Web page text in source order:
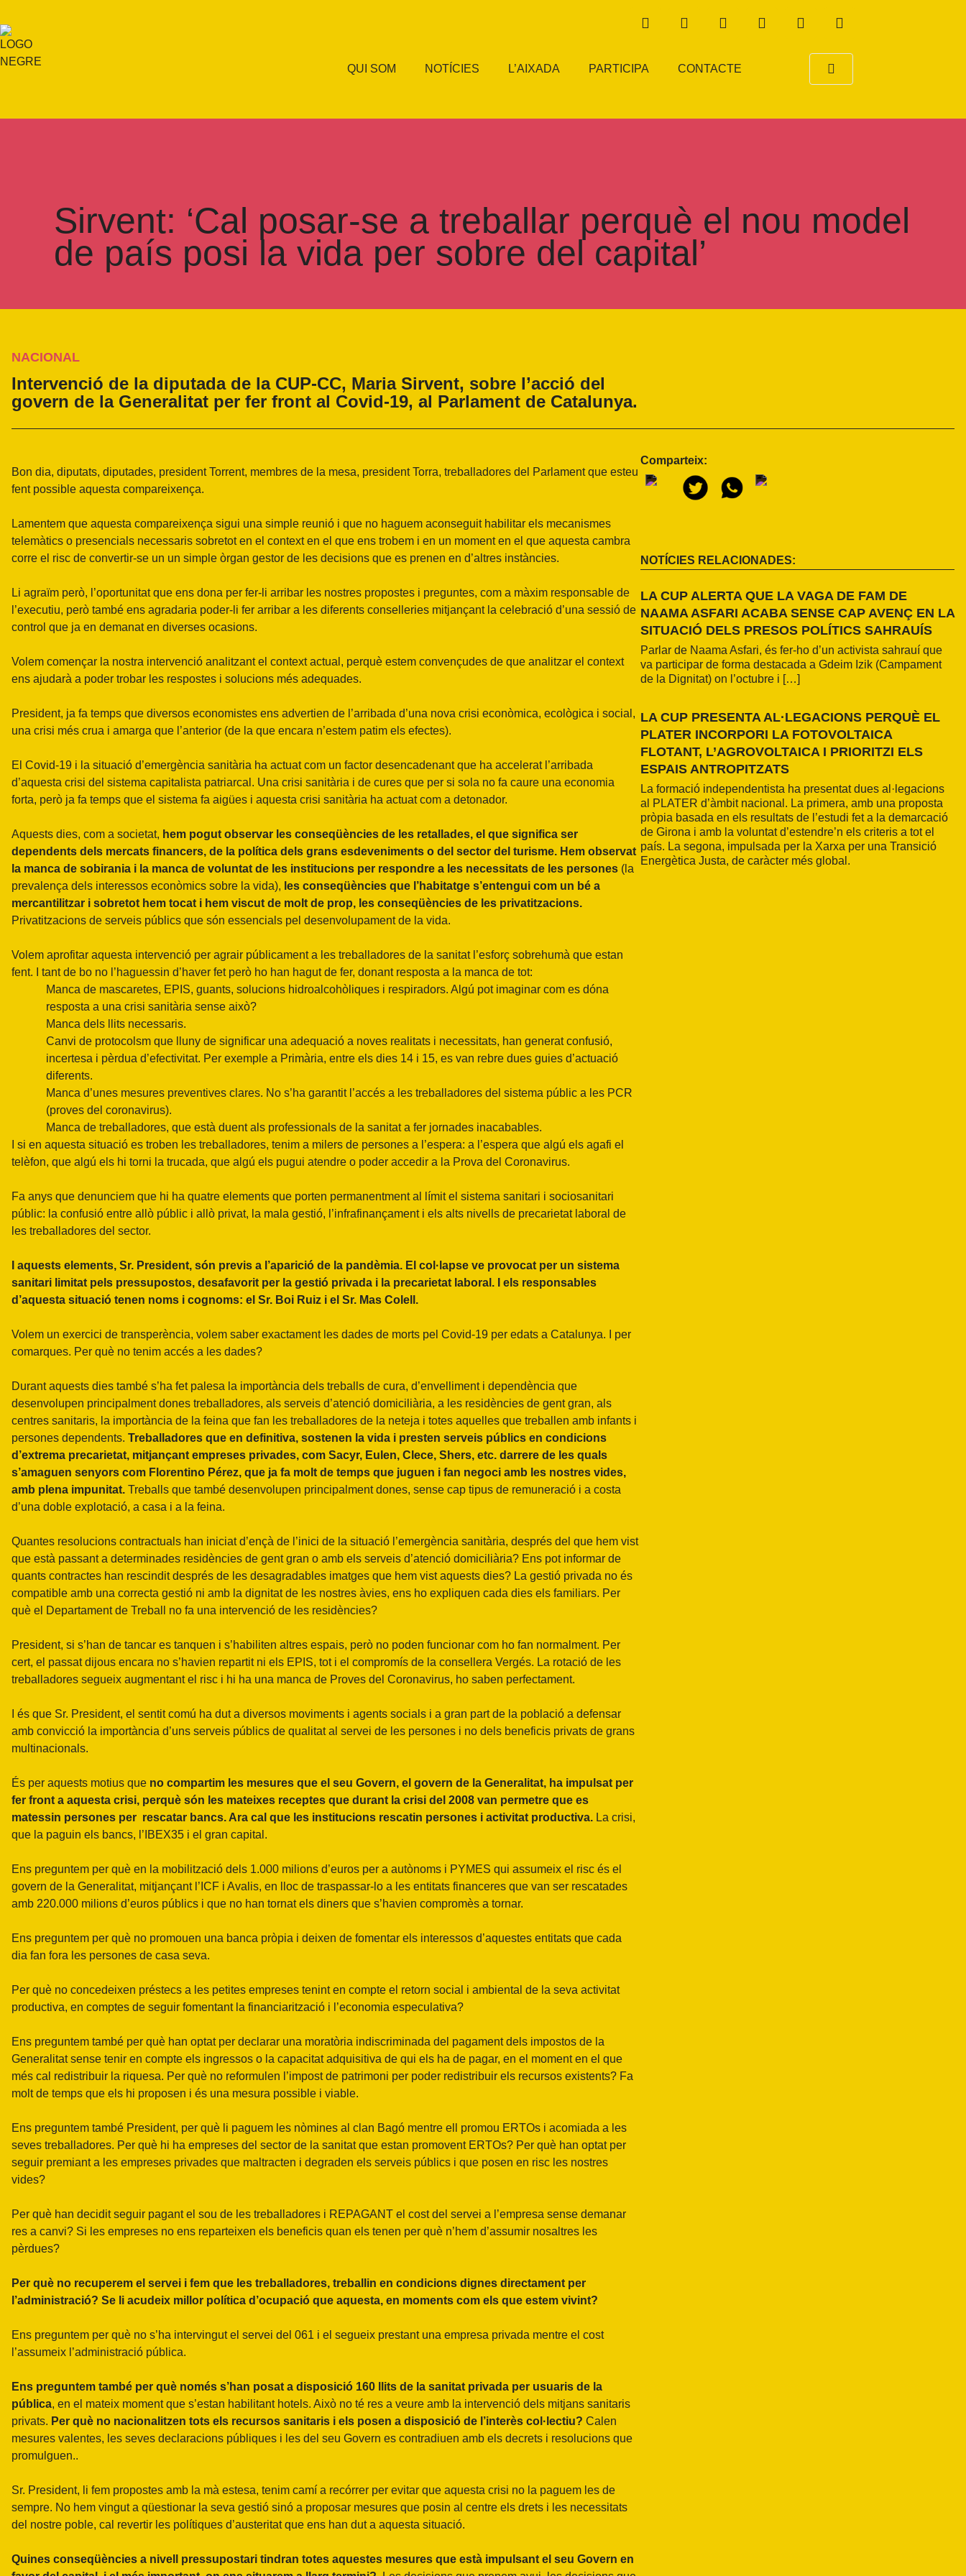
QUI SOM NOTÍCIES L’AIXADA PARTICIPA CONTACTE
Sirvent: ‘Cal posar-se a treballar perquè el nou model
de país posi la vida per sobre del capital’
NACIONAL
Intervenció de la diputada de la CUP-CC, Maria Sirvent, sobre l’acció del
govern de la Generalitat per fer front al Covid-19, al Parlament de Catalunya.
Bon dia, diputats, diputades, president Torrent, membres de la mesa, president Torra, treballadores del Parlament que esteu
fent possible aquesta compareixença.
Lamentem que aquesta compareixença sigui una simple reunió i que no haguem aconseguit habilitar els mecanismes
telemàtics o presencials necessaris sobretot en el context en el que ens trobem i en un moment en el que aquesta cambra
corre el risc de convertir-se un un simple òrgan gestor de les decisions que es prenen en d’altres instàncies.
Li agraïm però, l’oportunitat que ens dona per fer-li arribar les nostres propostes i preguntes, com a màxim responsable de
l’executiu, però també ens agradaria poder-li fer arribar a les diferents conselleries mitjançant la celebració d’una sessió de
control que ja en demanat en diverses ocasions.
Volem començar la nostra intervenció analitzant el context actual, perquè estem convençudes de que analitzar el context
ens ajudarà a poder trobar les respostes i solucions més adequades.
President, ja fa temps que diversos economistes ens advertien de l’arribada d’una nova crisi econòmica, ecològica i social,
una crisi més crua i amarga que l’anterior (de la que encara n’estem patim els efectes).
El Covid-19 i la situació d’emergència sanitària ha actuat com un factor desencadenant que ha accelerat l’arribada
d’aquesta crisi del sistema capitalista patriarcal. Una crisi sanitària i de cures que per si sola no fa caure una economia
forta, però ja fa temps que el sistema fa aigües i aquesta crisi sanitària ha actuat com a detonador.
Aquests dies, com a societat, hem pogut observar les conseqüències de les retallades, el que significa ser
dependents dels mercats financers, de la política dels grans esdeveniments o del sector del turisme. Hem observat
la manca de sobirania i la manca de voluntat de les institucions per respondre a les necessitats de les persones (la
prevalença dels interessos econòmics sobre la vida), les conseqüències que l’habitatge s’entengui com un bé a
mercantilitzar i sobretot hem tocat i hem viscut de molt de prop, les conseqüències de les privatitzacions.
Privatitzacions de serveis públics que són essencials pel desenvolupament de la vida.
Volem aprofitar aquesta intervenció per agrair públicament a les treballadores de la sanitat l’esforç sobrehumà que estan
fent. I tant de bo no l’haguessin d’haver fet però ho han hagut de fer, donant resposta a la manca de tot:
Manca de mascaretes, EPIS, guants, solucions hidroalcohòliques i respiradors. Algú pot imaginar com es dóna
resposta a una crisi sanitària sense això?
Manca dels llits necessaris.
Canvi de protocolsm que lluny de significar una adequació a noves realitats i necessitats, han generat confusió,
incertesa i pèrdua d’efectivitat. Per exemple a Primària, entre els dies 14 i 15, es van rebre dues guies d’actuació
diferents.
Manca d’unes mesures preventives clares. No s’ha garantit l’accés a les treballadores del sistema públic a les PCR
(proves del coronavirus).
Manca de treballadores, que està duent als professionals de la sanitat a fer jornades inacabables.
I si en aquesta situació es troben les treballadores, tenim a milers de persones a l’espera: a l’espera que algú els agafi el
telèfon, que algú els hi torni la trucada, que algú els pugui atendre o poder accedir a la Prova del Coronavirus.
Fa anys que denunciem que hi ha quatre elements que porten permanentment al límit el sistema sanitari i sociosanitari
públic: la confusió entre allò públic i allò privat, la mala gestió, l’infrafinançament i els alts nivells de precarietat laboral de
les treballadores del sector.
I aquests elements, Sr. President, són previs a l’aparició de la pandèmia. El col·lapse ve provocat per un sistema
sanitari limitat pels pressupostos, desafavorit per la gestió privada i la precarietat laboral. I els responsables
d’aquesta situació tenen noms i cognoms: el Sr. Boi Ruiz i el Sr. Mas Colell.
Volem un exercici de transperència, volem saber exactament les dades de morts pel Covid-19 per edats a Catalunya. I per
comarques. Per què no tenim accés a les dades?
Durant aquests dies també s’ha fet palesa la importància dels treballs de cura, d’envelliment i dependència que
desenvolupen principalment dones treballadores, als serveis d’atenció domiciliària, a les residències de gent gran, als
centres sanitaris, la importància de la feina que fan les treballadores de la neteja i totes aquelles que treballen amb infants i
persones dependents. Treballadores que en definitiva, sostenen la vida i presten serveis públics en condicions
d’extrema precarietat, mitjançant empreses privades, com Sacyr, Eulen, Clece, Shers, etc. darrere de les quals
s’amaguen senyors com Florentino Pérez, que ja fa molt de temps que juguen i fan negoci amb les nostres vides,
amb plena impunitat. Treballs que també desenvolupen principalment dones, sense cap tipus de remuneració i a costa
d’una doble explotació, a casa i a la feina.
Quantes resolucions contractuals han iniciat d’ençà de l’inici de la situació l’emergència sanitària, després del que hem vist
que està passant a determinades residències de gent gran o amb els serveis d’atenció domiciliària? Ens pot informar de
quants contractes han rescindit després de les desagradables imatges que hem vist aquests dies? La gestió privada no és
compatible amb una correcta gestió ni amb la dignitat de les nostres àvies, ens ho expliquen cada dies els familiars. Per
què el Departament de Treball no fa una intervenció de les residències?
President, si s’han de tancar es tanquen i s’habiliten altres espais, però no poden funcionar com ho fan normalment. Per
cert, el passat dijous encara no s’havien repartit ni els EPIS, tot i el compromís de la consellera Vergés. La rotació de les
treballadores segueix augmentant el risc i hi ha una manca de Proves del Coronavirus, ho saben perfectament.
I és que Sr. President, el sentit comú ha dut a diversos moviments i agents socials i a gran part de la població a defensar
amb convicció la importància d’uns serveis públics de qualitat al servei de les persones i no dels beneficis privats de grans
multinacionals.
És per aquests motius que no compartim les mesures que el seu Govern, el govern de la Generalitat, ha impulsat per
fer front a aquesta crisi, perquè són les mateixes receptes que durant la crisi del 2008 van permetre que es
matessin persones per rescatar bancs. Ara cal que les institucions rescatin persones i activitat productiva. La crisi,
que la paguin els bancs, l’IBEX35 i el gran capital.
Ens preguntem per què en la mobilització dels 1.000 milions d’euros per a autònoms i PYMES qui assumeix el risc és el
govern de la Generalitat, mitjançant l’ICF i Avalis, en lloc de traspassar-lo a les entitats financeres que van ser rescatades
amb 220.000 milions d’euros públics i que no han tornat els diners que s’havien compromès a tornar.
Ens preguntem per què no promouen una banca pròpia i deixen de fomentar els interessos d’aquestes entitats que cada
dia fan fora les persones de casa seva.
Per què no concedeixen préstecs a les petites empreses tenint en compte el retorn social i ambiental de la seva activitat
productiva, en comptes de seguir fomentant la financiarització i l’economia especulativa?
Ens preguntem també per què han optat per declarar una moratòria indiscriminada del pagament dels impostos de la
Generalitat sense tenir en compte els ingressos o la capacitat adquisitiva de qui els ha de pagar, en el moment en el que
més cal redistribuir la riquesa. Per què no reformulen l’impost de patrimoni per poder redistribuir els recursos existents? Fa
molt de temps que els hi proposen i és una mesura possible i viable.
Ens preguntem també President, per què li paguem les nòmines al clan Bagó mentre ell promou ERTOs i acomiada a les
seves treballadores. Per què hi ha empreses del sector de la sanitat que estan promovent ERTOs? Per què han optat per
seguir premiant a les empreses privades que maltracten i degraden els serveis públics i que posen en risc les nostres
vides?
Per què han decidit seguir pagant el sou de les treballadores i REPAGANT el cost del servei a l’empresa sense demanar
res a canvi? Si les empreses no ens reparteixen els beneficis quan els tenen per què n’hem d’assumir nosaltres les
pèrdues?
Per què no recuperem el servei i fem que les treballadores, treballin en condicions dignes directament per
l’administració? Se li acudeix millor política d’ocupació que aquesta, en moments com els que estem vivint?
Ens preguntem per què no s’ha intervingut el servei del 061 i el segueix prestant una empresa privada mentre el cost
l’assumeix l’administració pública.
Ens preguntem també per què només s’han posat a disposició 160 llits de la sanitat privada per usuaris de la
pública, en el mateix moment que s’estan habilitant hotels. Això no té res a veure amb la intervenció dels mitjans sanitaris
privats. Per què no nacionalitzen tots els recursos sanitaris i els posen a disposició de l’interès col·lectiu? Calen
mesures valentes, les seves declaracions públiques i les del seu Govern es contradiuen amb els decrets i resolucions que
promulguen..
Sr. President, li fem propostes amb la mà estesa, tenim camí a recórrer per evitar que aquesta crisi no la paguem les de
sempre. No hem vingut a qüestionar la seva gestió sinó a proposar mesures que posin al centre els drets i les necessitats
del nostre poble, cal revertir les polítiques d’austeritat que ens han dut a aquesta situació.
Quines conseqüències a nivell pressupostari tindran totes aquestes mesures que està impulsant el seu Govern en
Comparteix:
NOTÍCIES RELACIONADES:
LA CUP ALERTA QUE LA VAGA DE FAM DE
NAAMA ASFARI ACABA SENSE CAP AVENÇ EN LA
SITUACIÓ DELS PRESOS POLÍTICS SAHRAUÍS
Parlar de Naama Asfari, és fer-ho d’un activista sahrauí que
va participar de forma destacada a Gdeim Izik (Campament
de la Dignitat) on l’octubre i […]
LA CUP PRESENTA AL·LEGACIONS PERQUÈ EL
PLATER INCORPORI LA FOTOVOLTAICA
FLOTANT, L’AGROVOLTAICA I PRIORITZI ELS
ESPAIS ANTROPITZATS
La formació independentista ha presentat dues al·legacions
al PLATER d’àmbit nacional. La primera, amb una proposta
pròpia basada en els resultats de l’estudi fet a la demarcació
de Girona i amb la voluntat d’estendre’n els criteris a tot el
país. La segona, impulsada per la Xarxa per una Transició
Energètica Justa, de caràcter més global.